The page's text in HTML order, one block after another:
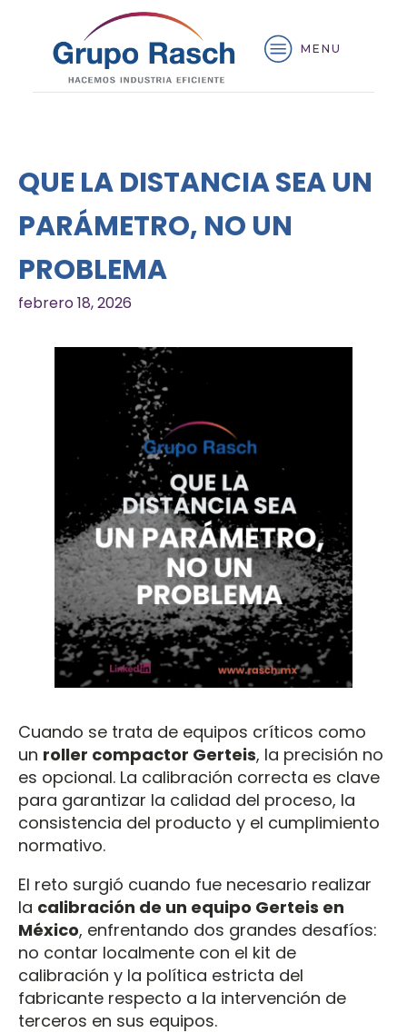
MENU
QUE LA DISTANCIA SEA UN
PARÁMETRO, NO UN
PROBLEMA
febrero 18, 2026
Cuando se trata de equipos críticos como
un roller compactor Gerteis, la precisión no
es opcional. La calibración correcta es clave
para garantizar la calidad del proceso, la
consistencia del producto y el cumplimiento
normativo.
El reto surgió cuando fue necesario realizar
la calibración de un equipo Gerteis en
México, enfrentando dos grandes desafíos:
no contar localmente con el kit de
calibración y la política estricta del
fabricante respecto a la intervención de
terceros en sus equipos.